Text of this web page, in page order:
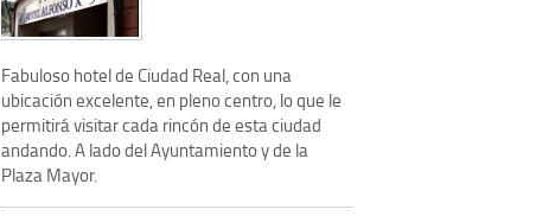
Fabuloso hotel de Ciudad Real, con una
ubicación excelente, en pleno centro, lo que le
permitirá visitar cada rincón de esta ciudad
andando. A lado del Ayuntamiento y de la
Plaza Mayor.